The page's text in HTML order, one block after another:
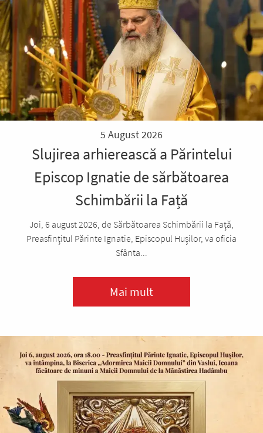
5 August 2026
Slujirea arhierească a Părintelui
Episcop Ignatie de sărbătoarea
Schimbării la Față
Joi, 6 august 2026, de Sărbătoarea Schimbării la Față,
Preasfințitul Părinte Ignatie, Episcopul Hușilor, va oficia
Sfânta...
Mai mult